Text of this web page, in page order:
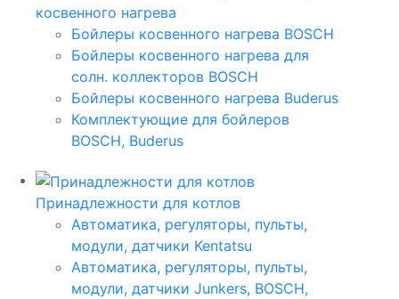
косвенного нагрева
Бойлеры косвенного нагрева BOSCH
Бойлеры косвенного нагрева для
солн. коллекторов BOSCH
Бойлеры косвенного нагрева Buderus
Комплектующие для бойлеров
BOSCH, Buderus
Принадлежности для котлов
Автоматика, регуляторы, пульты,
модули, датчики Kentatsu
Автоматика, регуляторы, пульты,
модули, датчики Junkers, BOSCH,